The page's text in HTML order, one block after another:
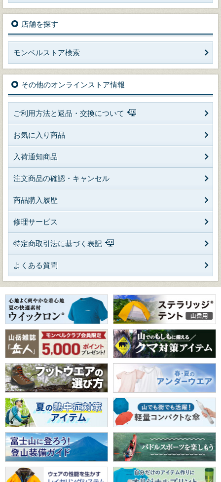
店舗を探す
モンベルストア検索
その他のオンラインストア情報
ご利用方法と返品・交換について
お気に入り商品
入荷通知商品
注文商品の確認・キャンセル
商品購入履歴
修理サービス
特定商取引法に基づく表記
よくある質問